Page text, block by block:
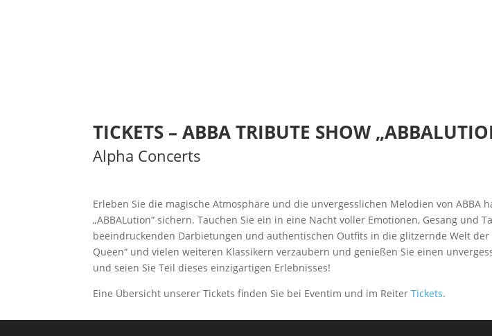
TICKETS – ABBA TRIBUTE SHOW
Alpha Concerts
Erleben Sie die magische Atmosphäre und die unvergesslichen Melodien von
„ABBALution“ sichern. Tauchen Sie ein in eine Nacht voller Emotionen, Gesang und
beeindruckenden Darbietungen und authentischen Outfits in die glitzernde Welt der
Queen“ und vielen weiteren Klassikern verzaubern und genießen Sie einen
und seien Sie Teil dieses einzigartigen Erlebnisses!
Eine Übersicht unserer Tickets finden Sie bei Eventim und im ReiterTickets.